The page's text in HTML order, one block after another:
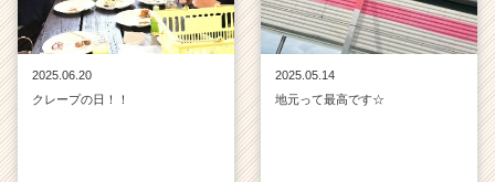
2025.06.20
クレープの日！！
2025.05.14
地元って最高です☆